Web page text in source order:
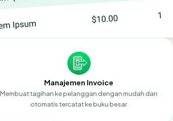
Manajemen Invoice
Membuat tagihan ke pelanggan dengan mudah dan
otomatis tercatat ke buku besar